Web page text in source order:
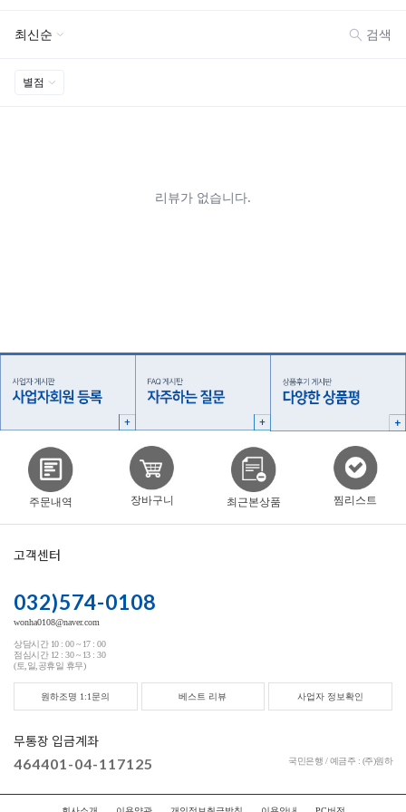
주문내역 장바구니 최근본상품 찜리스트
고객센터
032)574-0108
wonha0108@naver.com
상담시간 10 : 00 ~ 17 : 00
점심시간 12 : 30 ~ 13 : 30
(토,일,공휴일 휴무)
원하조명 1:1문의 베스트 리뷰 사업자 정보확인
무통장 입금계좌
464401-04-117125 국민은행 / 예금주 : (주)원하